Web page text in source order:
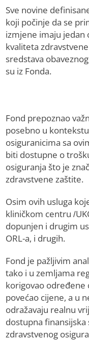
Sve novine
koji počinje da se
izmjene imaju jedan
kvaliteta
sredstava
su iz Fonda.
Fond prepoznao
posebno u
osiguranicima sa
biti dostupne o
osiguranja što je
zdravstvene zaštite.
Osim ovih usluga
kliničkom centru /
dopunjen i drugim
ORL-a, i drugih.
Fond je pažljivim
tako i u zemljama
korigovao određene
povećao cijene, a u
odražavaju realnu
dostupna
zdravstvenog